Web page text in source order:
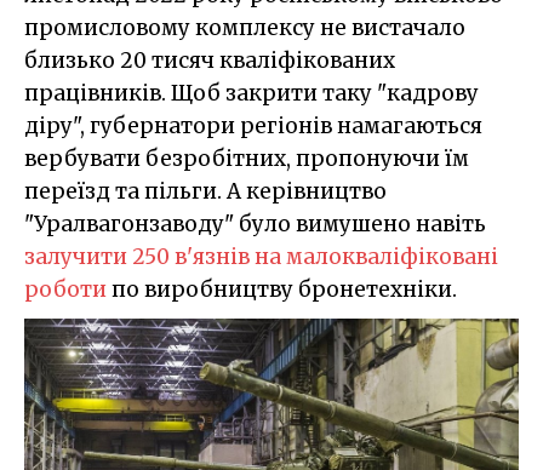
промисловому комплексу не вистачало
близько 20 тисяч кваліфікованих
працівників. Щоб закрити таку "кадрову
діру", губернатори регіонів намагаються
вербувати безробітних, пропонуючи їм
переїзд та пільги. А керівництво
"Уралвагонзаводу" було вимушено навіть
залучити 250 в'язнів на малокваліфіковані
роботипо виробництву бронетехніки.